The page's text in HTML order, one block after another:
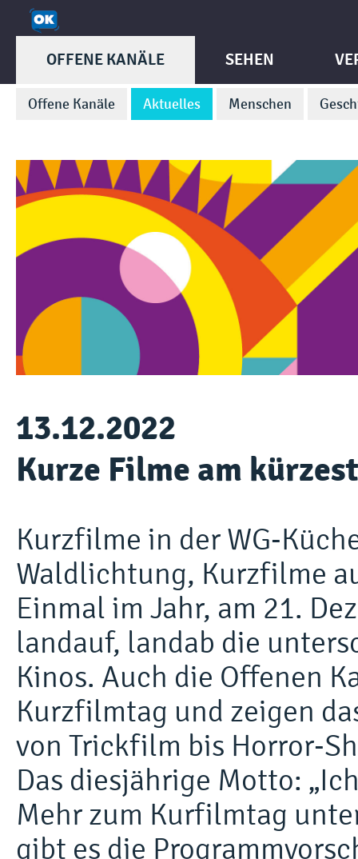
OFFENE KANÄLE
Offene Kanäle Aktuelles Menschen
SEHEN
13.12.2022
Kurze Filme am
Kurzfilme in der WG-
Waldlichtung, Kurzfilme
Einmal im Jahr, am 21.
landauf, landab die
Kinos. Auch die Offenen
Kurzfilmtag und zeigen
von Trickfilm bis Horror-
Das diesjährige Motto:
Mehr zum Kurfilmtag
gibt es die